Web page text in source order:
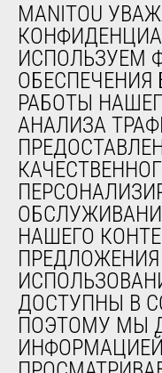
СЕРВИС
Финансирование
Продленная
Контракты на
Запасные части
Система
Программное
обслуживания
Обучение
Подержанное
О НАС
Компания
Контакты
Юридическая
MANITOU
ИСПОЛЬЗУЕМ
ОБЕСПЕЧЕНИЯ
РАБОТЫ
АНАЛИЗА
НАШЕГО
ДОСТУПНЫ В
ПОЭТОМУ МЫ